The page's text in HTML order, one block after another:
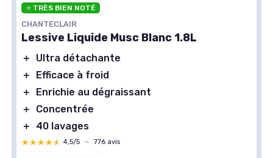
⭐ TRÈS BIEN NOTÉ
CHANTECLAIR
Lessive Liquide Musc Blanc 1.8L
＋
Ultra détachante
＋
Efficace à froid
＋
Enrichie au dégraissant
＋
Concentrée
＋
40 lavages
★★★★★
★★★★★ 4,5/5 — 776 avis